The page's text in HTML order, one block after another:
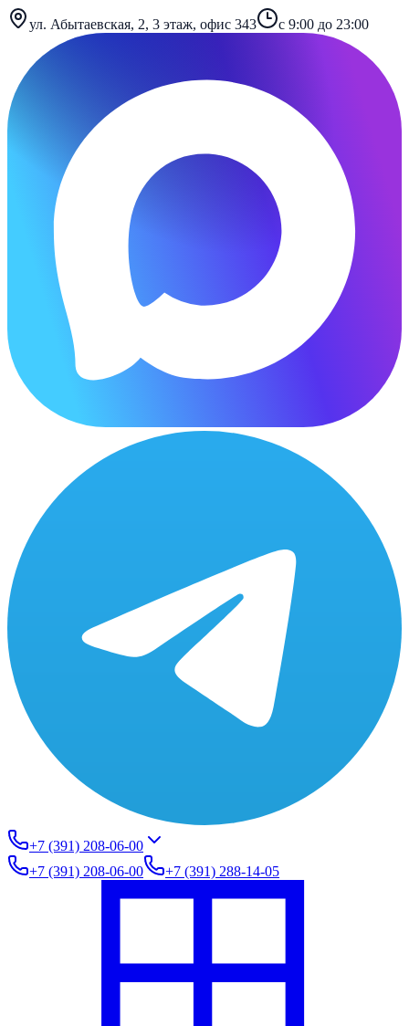
ул. Абытаевская, 2, 3 этаж, офис 343 с 9:00 до 23:00
+7 (391) 208-06-00
+7 (391) 208-06-00
+7 (391) 288-14-05